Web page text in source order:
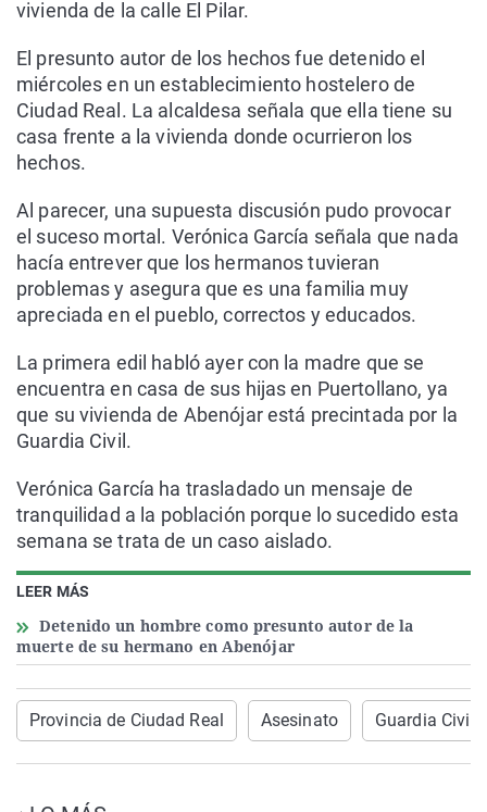
LEER MÁS
Detenido un hombre como presunto autor de la
muerte de su hermano en Abenójar
vivienda de la calle El Pilar.
El presunto autor de los hechos fue detenido el
miércoles en un establecimiento hostelero de
Ciudad Real. La alcaldesa señala que ella tiene su
casa frente a la vivienda donde ocurrieron los
hechos.
Al parecer, una supuesta discusión pudo provocar
el suceso mortal. Verónica García señala que nada
hacía entrever que los hermanos tuvieran
problemas y asegura que es una familia muy
apreciada en el pueblo, correctos y educados.
La primera edil habló ayer con la madre que se
encuentra en casa de sus hijas en Puertollano, ya
que su vivienda de Abenójar está precintada por la
Guardia Civil.
Verónica García ha trasladado un mensaje de
tranquilidad a la población porque lo sucedido esta
semana se trata de un caso aislado.
Provincia de Ciudad Real Asesinato Guardia Civil